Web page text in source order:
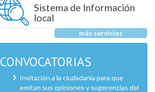
Sistema de Información
local
más servicios
CONVOCATORIAS
Invitación a la ciudadanía para que
emitan sus opiniones y sugerencias del